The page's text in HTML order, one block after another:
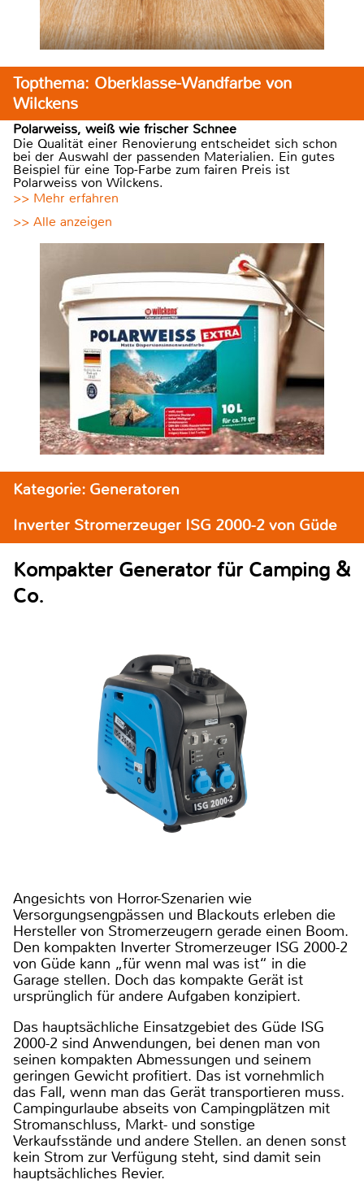
Topthema: Oberklasse-Wandfarbe von
Wilckens
Polarweiss, weiß wie frischer Schnee
Die Qualität einer Renovierung entscheidet sich schon
bei der Auswahl der passenden Materialien. Ein gutes
Beispiel für eine Top-Farbe zum fairen Preis ist
Polarweiss von Wilckens.
>> Mehr erfahren
>> Alle anzeigen
Kategorie: Generatoren
Inverter Stromerzeuger ISG 2000-2 von Güde
Kompakter Generator für Camping &
Co.
Angesichts von Horror-Szenarien wie
Versorgungsengpässen und Blackouts erleben die
Hersteller von Stromerzeugern gerade einen Boom.
Den kompakten Inverter Stromerzeuger ISG 2000-2
von Güde kann „für wenn mal was ist“ in die
Garage stellen. Doch das kompakte Gerät ist
ursprünglich für andere Aufgaben konzipiert.
Das hauptsächliche Einsatzgebiet des Güde ISG
2000-2 sind Anwendungen, bei denen man von
seinen kompakten Abmessungen und seinem
geringen Gewicht profitiert. Das ist vornehmlich
das Fall, wenn man das Gerät transportieren muss.
Campingurlaube abseits von Campingplätzen mit
Stromanschluss, Markt- und sonstige
Verkaufsstände und andere Stellen. an denen sonst
kein Strom zur Verfügung steht, sind damit sein
hauptsächliches Revier.